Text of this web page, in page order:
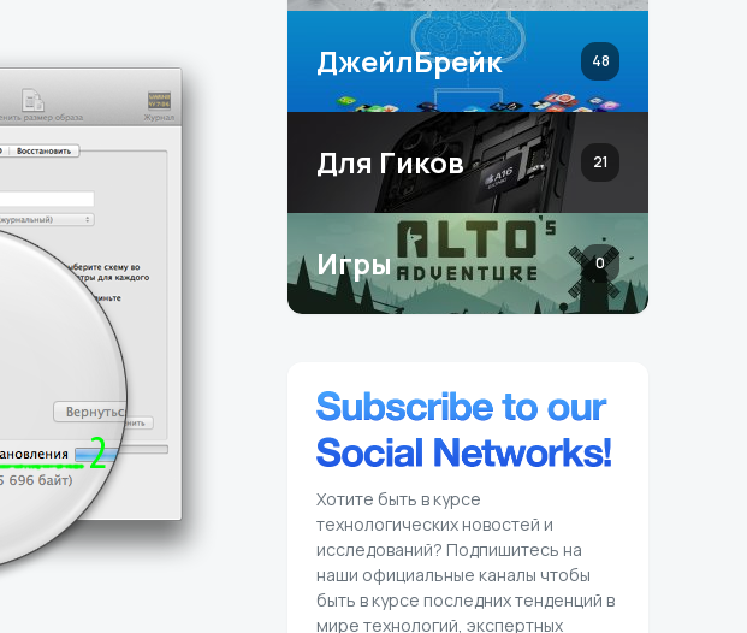
ДжейлБрейк 48
Для Гиков 21
Игры 0
Хотите быть в курсе
технологических новостей и
исследований? Подпишитесь на
наши официальные каналы чтобы
быть в курсе последних тенденций в
мире технологий, экспертных